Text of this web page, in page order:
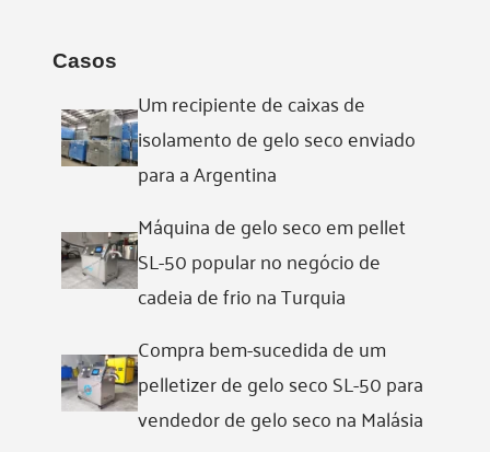
Casos
Um recipiente de caixas de
isolamento de gelo seco enviado
para a Argentina
Máquina de gelo seco em pellet
SL-50 popular no negócio de
cadeia de frio na Turquia
Compra bem-sucedida de um
pelletizer de gelo seco SL-50 para
vendedor de gelo seco na Malásia